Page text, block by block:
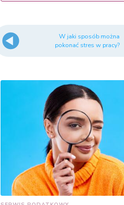
W jaki sposób można
pokonać stres w pracy?